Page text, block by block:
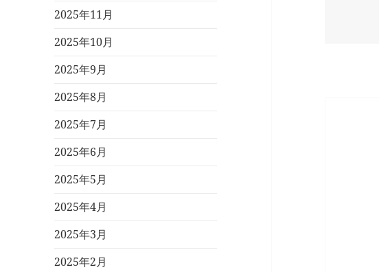
2025年11月
2025年10月
2025年9月
2025年8月
2025年7月
2025年6月
2025年5月
2025年4月
2025年3月
2025年2月